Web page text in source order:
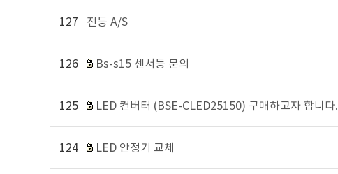
127 전등 A/S
126 Bs-s15 센서등 문의
125 LED 컨버터 (BSE-CLED25150) 구매하고자 합니다.
124 LED 안정기 교체